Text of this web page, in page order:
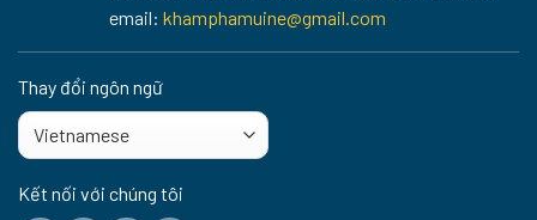
email: khamphamuine@gmail.com
Thay đổi ngôn ngữ
Kết nối với chúng tôi